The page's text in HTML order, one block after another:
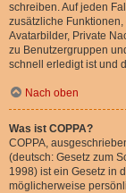
schreiben. Auf jeden
zusätzliche Funktionen,
Avatarbilder, Private
zu Benutzergruppen
schnell erledigt ist und
Nach oben
Was ist COPPA?
COPPA,
(deutsch: Gesetz zum
1998) ist ein Gesetz in
möglicherweise